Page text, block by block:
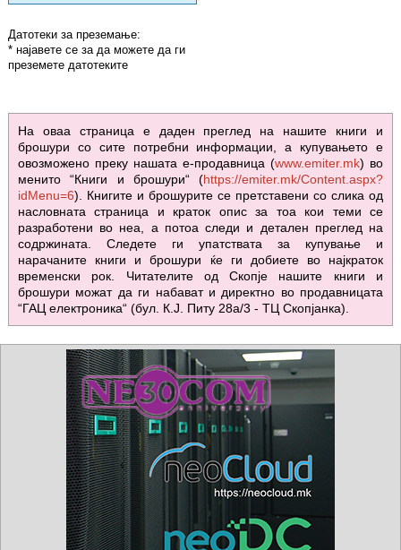
Датотеки за преземање:
* најавете се за да можете да ги
преземете датотеките
На оваа страница е даден преглед на нашите книги и
брошури со сите потребни информации, а купувањето е
овозможено преку нашата е-продавница (www.emiter.mk) во
менито “Книги и брошури“ (https://emiter.mk/Content.aspx?
idMenu=6). Книгите и брошурите се претставени со слика од
насловната страница и краток опис за тоа кои теми се
разработени во неа, а потоа следи и детален преглед на
содржината. Следете ги упатствата за купување и
нарачаните книги и брошури ќе ги добиете во најкраток
временски рок. Читателите од Скопје нашите книги и
брошури можат да ги набават и директно во продавницата
“ГАЦ електроника“ (бул. К.Ј. Питу 28а/3 - ТЦ Скопјанка).